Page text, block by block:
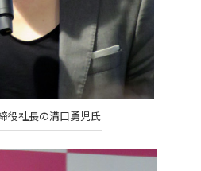
役社長の溝口勇児氏